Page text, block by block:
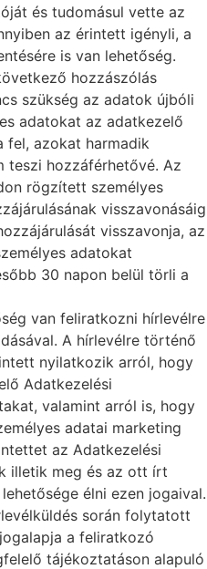
és tudomásul vette az
az érintett igényli, a
is van lehetőség.
hozzászólás
szükség az adatok újbóli
adatokat az adatkezelő
fel, azokat harmadik
teszi hozzáférhetővé. Az
rögzített személyes
visszavonásáig
visszavonja, az
adatokat
30 napon belül törli a
van feliratkozni hírlevélre
A hírlevélre történő
nyilatkozik arról, hogy
Adatkezelési
valamint arról is, hogy
adatai marketing
az Adatkezelési
illetik meg és az ott írt
élni ezen jogaival.
során folytatott
a feliratkozó
tájékoztatáson alapuló